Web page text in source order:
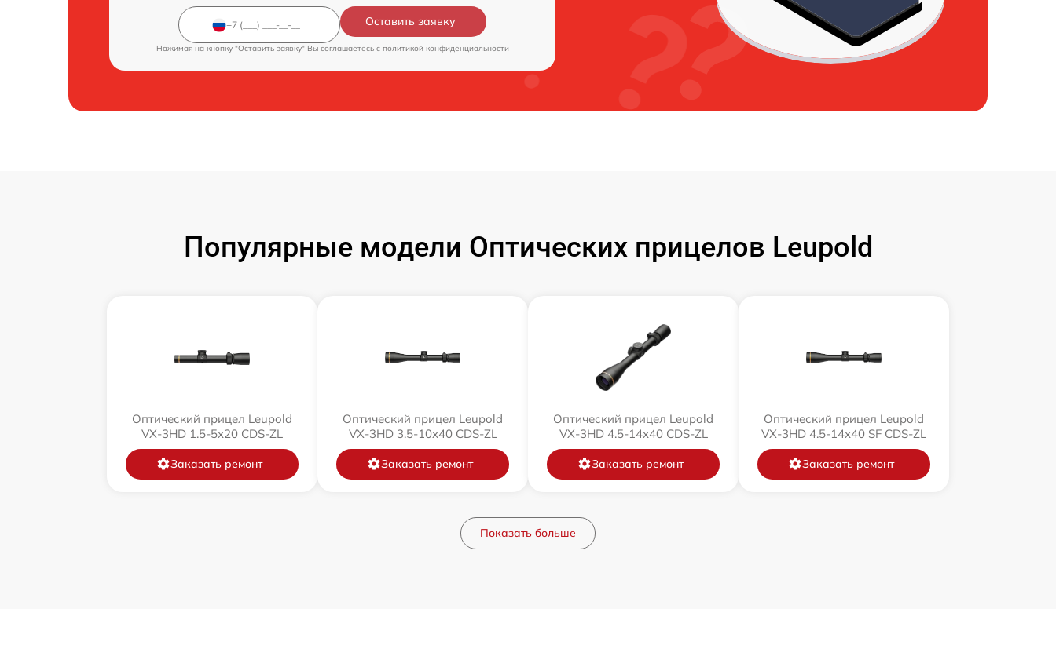
Оставить заявку
Нажимая на кнопку "Оставить заявку" Вы соглашаетесь c политикой конфиденциальности
Популярные модели Оптических прицелов Leupold
Оптический прицел Leupold
VX-3HD 1.5-5x20 CDS-ZL
Заказать ремонт
Оптический прицел Leupold
VX-3HD 3.5-10x40 CDS-ZL
Заказать ремонт
Оптический прицел Leupold
VX-3HD 4.5-14x40 CDS-ZL
Заказать ремонт
Оптический прицел Leupold
VX-3HD 4.5-14x40 SF CDS-ZL
Заказать ремонт
Показать больше